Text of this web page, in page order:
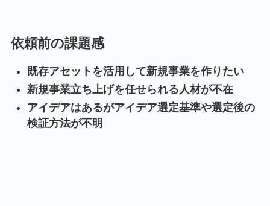
依頼前の課題感
既存アセットを活用して新規事業を作りたい
新規事業立ち上げを任せられる人材が不在
アイデアはあるがアイデア選定基準や選定後の
検証方法が不明